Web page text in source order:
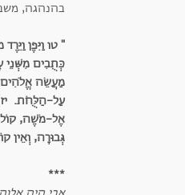
בהנהגה,
" טו וַיִּפֶן
כְּתֻבִים
מַעֲשֵׂה
עַל-הַלֻּחֹת. יז
אֶל-מֹשֶׁה, קוֹל
גְּבוּרָה, וְאֵין
***